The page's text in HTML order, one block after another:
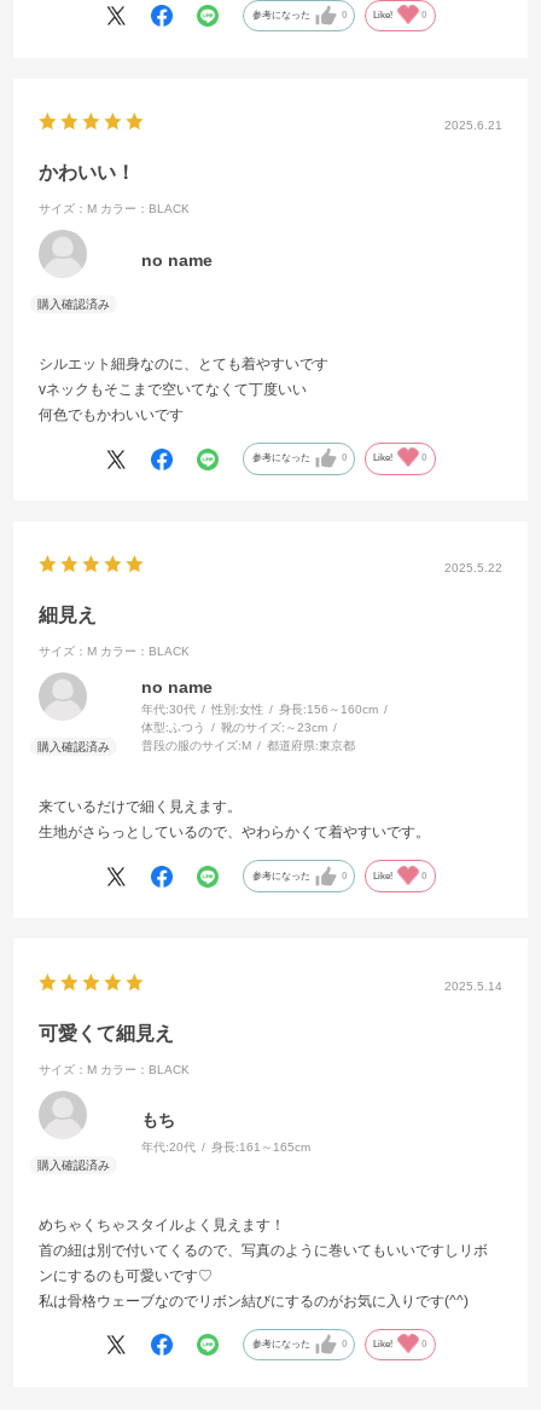
参考になった 0 Like! 0
2025.6.21
かわいい！
サイズ：M カラー：BLACK
no name
シルエット細身なのに、とても着やすいです
vネックもそこまで空いてなくて丁度いい
何色でもかわいいです
参考になった 0 Like! 0
2025.5.22
細見え
サイズ：M カラー：BLACK
no name
年代:30代 性別:女性 身長:156～160cm
体型: ふつう 靴のサイズ: ～23cm
普段の服のサイズ:M 都道府県:東京都
来ているだけで細く見えます。
生地がさらっとしているので、やわらかくて着やすいです。
参考になった 0 Like! 0
2025.5.14
可愛くて細見え
サイズ：M カラー：BLACK
もち
年代:20代 身長:161～165cm
めちゃくちゃスタイルよく見えます！
首の紐は別で付いてくるので、写真のように巻いてもいいですしリボ
ンにするのも可愛いです♡
私は骨格ウェーブなのでリボン結びにするのがお気に入りです(^^)
参考になった 0 Like! 0